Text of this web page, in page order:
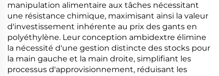
manipulation alimentaire aux tâches nécessitant
une résistance chimique, maximisant ainsi la valeur
d'investissement inhérente au prix des gants en
polyéthylène. Leur conception ambidextre élimine
la nécessité d'une gestion distincte des stocks pour
la main gauche et la main droite, simplifiant les
processus d'approvisionnement, réduisant les